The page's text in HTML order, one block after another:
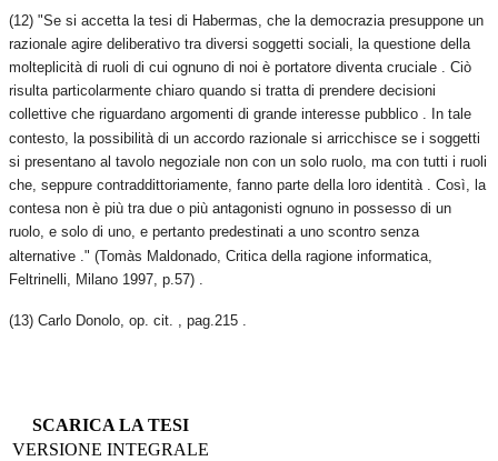
(12) "Se si accetta la tesi di Habermas, che la democrazia presuppone un
razionale agire deliberativo tra diversi soggetti sociali, la questione della
molteplicità di ruoli di cui ognuno di noi è portatore diventa cruciale . Ciò
risulta particolarmente chiaro quando si tratta di prendere decisioni
collettive che riguardano argomenti di grande interesse pubblico . In tale
contesto, la possibilità di un accordo razionale si arricchisce se i soggetti
si presentano al tavolo negoziale non con un solo ruolo, ma con tutti i ruoli
che, seppure contraddittoriamente, fanno parte della loro identità . Così, la
contesa non è più tra due o più antagonisti ognuno in possesso di un
ruolo, e solo di uno, e pertanto predestinati a uno scontro senza
alternative ." (Tomàs Maldonado, Critica della ragione informatica,
Feltrinelli, Milano 1997, p.57) .
(13) Carlo Donolo, op. cit. , pag.215 .
SCARICA LA TESI
VERSIONE INTEGRALE